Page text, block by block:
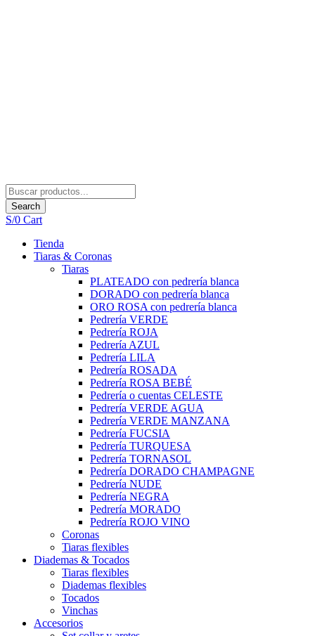
Search
S/0 Cart
Tienda
Tiaras & Coronas
Tiaras
PLATEADO con pedrería blanca
DORADO con pedrería blanca
ORO ROSA con pedrería blanca
Pedrería VERDE
Pedrería ROJA
Pedrería AZUL
Pedrería LILA
Pedrería ROSADA
Pedrería ROSA BEBÉ
Pedrería o cuentas CELESTE
Pedrería VERDE AGUA
Pedrería VERDE MANZANA
Pedrería FUCSIA
Pedrería TURQUESA
Pedrería TORNASOL
Pedrería DORADO CHAMPAGNE
Pedrería NUDE
Pedrería NEGRA
Pedrería MORADO
Pedrería ROJO VINO
Coronas
Tiaras flexibles
Diademas & Tocados
Tiaras flexibles
Diademas flexibles
Tocados
Vinchas
Accesorios